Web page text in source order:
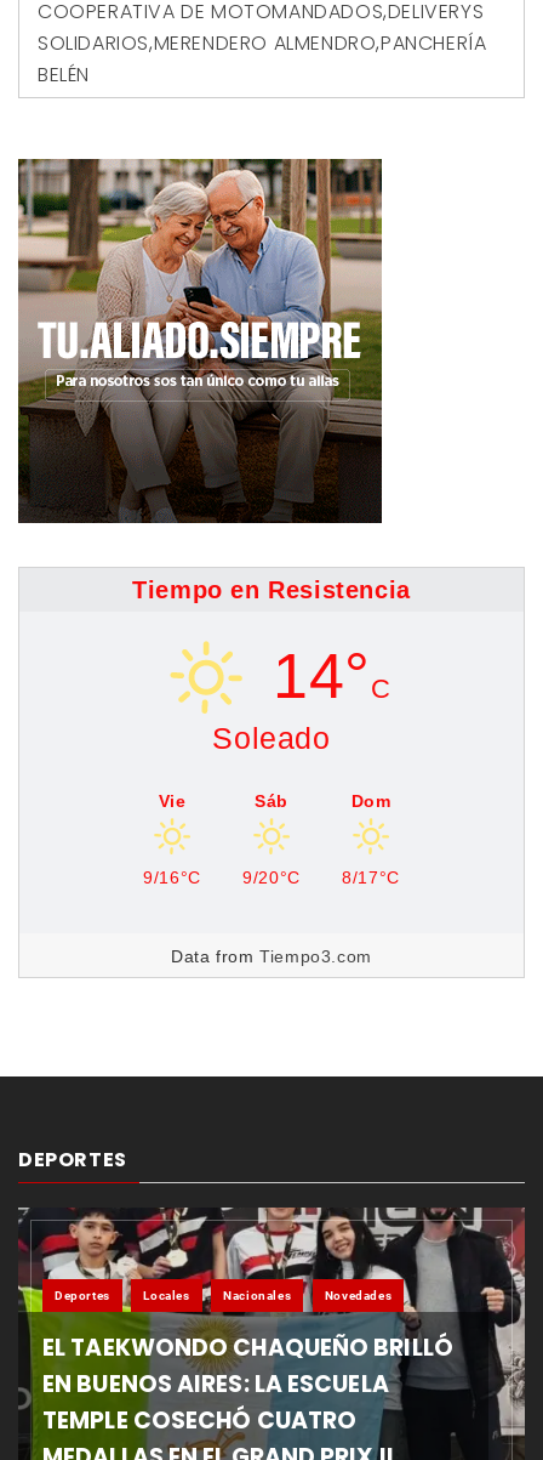
COOPERATIVA DE MOTOMANDADOS,DELIVERYS
SOLIDARIOS,MERENDERO ALMENDRO,PANCHERÍA
BELÉN
Tiempo en Resistencia
14° C
Soleado
Vie
9/16°C
Sáb
9/20°C
Dom
8/17°C
Data fromTiempo3.com
DEPORTES
Deportes Locales Nacionales Novedades
EL TAEKWONDO CHAQUEÑO BRILLÓ
EN BUENOS AIRES: LA ESCUELA
TEMPLE COSECHÓ CUATRO